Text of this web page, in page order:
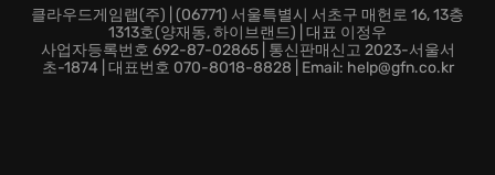
GeForce NOW의 진보한 클라우드 플레이를 통해 기기 성
능의 제약 없이 호환되는 모든 기기에서 즉시 전장에 뛰
어들어 끊임 없는 액션을 만끽할 수 있습니다.\n• 동기화
클라우드게임랩(주) | (06771) 서울특별시 서초구 매헌로 16, 13층
1313호(양재동, 하이브랜드) | 대표 이정우
사업자등록번호 692-87-02865 | 통신판매신고 2023-서울서
초-1874 | 대표번호 070-8018-8828 | Email: help@gfn.co.kr